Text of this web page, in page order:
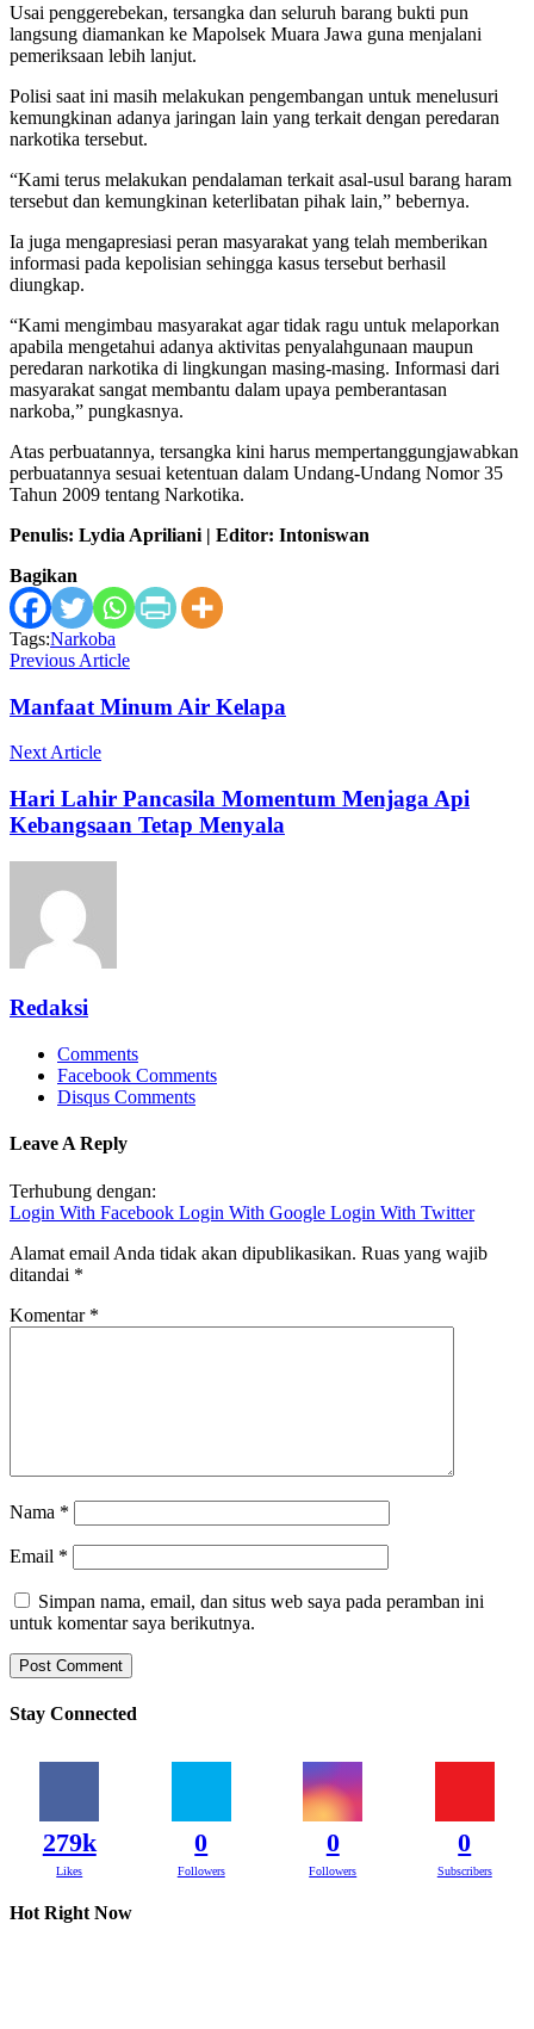
Usai penggerebekan, tersangka dan seluruh barang bukti pun
langsung diamankan ke Mapolsek Muara Jawa guna menjalani
pemeriksaan lebih lanjut.
Polisi saat ini masih melakukan pengembangan untuk menelusuri
kemungkinan adanya jaringan lain yang terkait dengan peredaran
narkotika tersebut.
“Kami terus melakukan pendalaman terkait asal-usul barang haram
tersebut dan kemungkinan keterlibatan pihak lain,” bebernya.
Ia juga mengapresiasi peran masyarakat yang telah memberikan
informasi pada kepolisian sehingga kasus tersebut berhasil
diungkap.
“Kami mengimbau masyarakat agar tidak ragu untuk melaporkan
apabila mengetahui adanya aktivitas penyalahgunaan maupun
peredaran narkotika di lingkungan masing-masing. Informasi dari
masyarakat sangat membantu dalam upaya pemberantasan
narkoba,” pungkasnya.
Atas perbuatannya, tersangka kini harus mempertanggungjawabkan
perbuatannya sesuai ketentuan dalam Undang-Undang Nomor 35
Tahun 2009 tentang Narkotika.
Penulis: Lydia Apriliani | Editor: Intoniswan
Bagikan
Tags:Narkoba
Previous Article
Manfaat Minum Air Kelapa
Next Article
Hari Lahir Pancasila Momentum Menjaga Api
Kebangsaan Tetap Menyala
Redaksi
Comments
Facebook Comments
Disqus Comments
Leave A Reply
Terhubung dengan:
Login With Facebook Login With Google Login With Twitter
Alamat email Anda tidak akan dipublikasikan. Ruas yang wajib
ditandai *
Komentar *
Nama *
Email *
Simpan nama, email, dan situs web saya pada peramban ini
untuk komentar saya berikutnya.
Stay Connected
279k
Likes
0
Followers
0
Followers
0
Subscribers
Hot Right Now